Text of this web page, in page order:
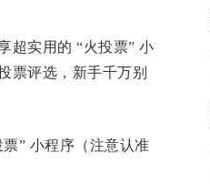
超实用的 “火投票” 小
票评选，新手千万别
” 小程序（注意认准